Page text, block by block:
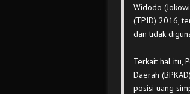
Widodo
(TPID) 2016,
dan tidak
Terkait hal itu,
Daerah
posisi uang